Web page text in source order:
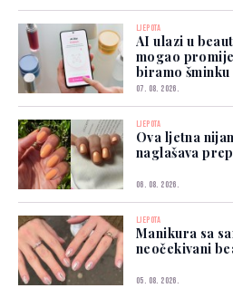
LJEPOTA
AI ulazi u
mogao
biramo šminku
07. 08. 2026.
LJEPOTA
Ova ljetna
naglašava
06. 08. 2026.
LJEPOTA
Manikura sa
neočekivani
05. 08. 2026.